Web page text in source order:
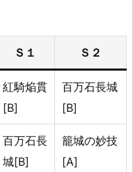
Ｓ１ Ｓ２
紅騎焔貫
[B]
百万石長城
[B]
百万石長
城[B]
籠城の妙技
[A]